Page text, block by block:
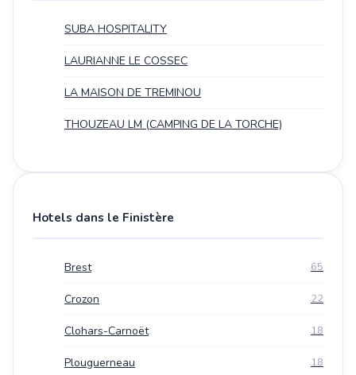
SUBA HOSPITALITY
LAURIANNE LE COSSEC
LA MAISON DE TREMINOU
THOUZEAU LM (CAMPING DE LA TORCHE)
Hotels dans le Finistère
Brest 65
Crozon 22
Clohars-Carnoët 18
Plouguerneau 18